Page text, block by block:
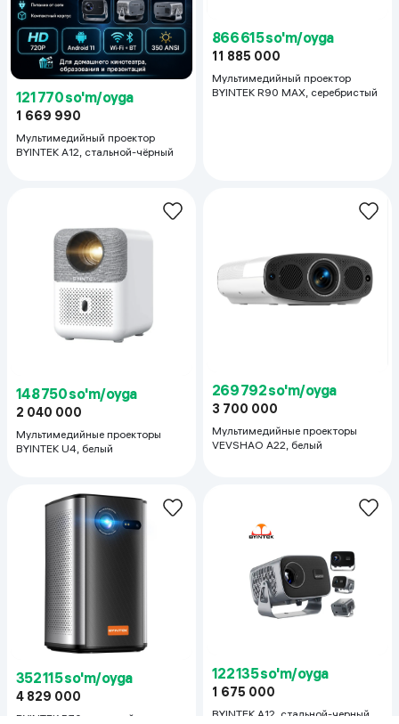
121 770 so'm/oyga
1 669 990
Мультимедийный проектор
BYINTEK A12, стальной-чёрный
866 615 so'm/oyga
11 885 000
Мультимедийный проектор
BYINTEK R90 MAX, серебристый
148 750 so'm/oyga
2 040 000
Мультимедийныe проекторы
BYINTEK U4, белый
269 792 so'm/oyga
3 700 000
Мультимедийныe проекторы
VEVSHAO A22, белый
352 115 so'm/oyga
4 829 000
BYINTEK P70, стальной
122 135 so'm/oyga
1 675 000
BYINTEK A12, стальной-черный